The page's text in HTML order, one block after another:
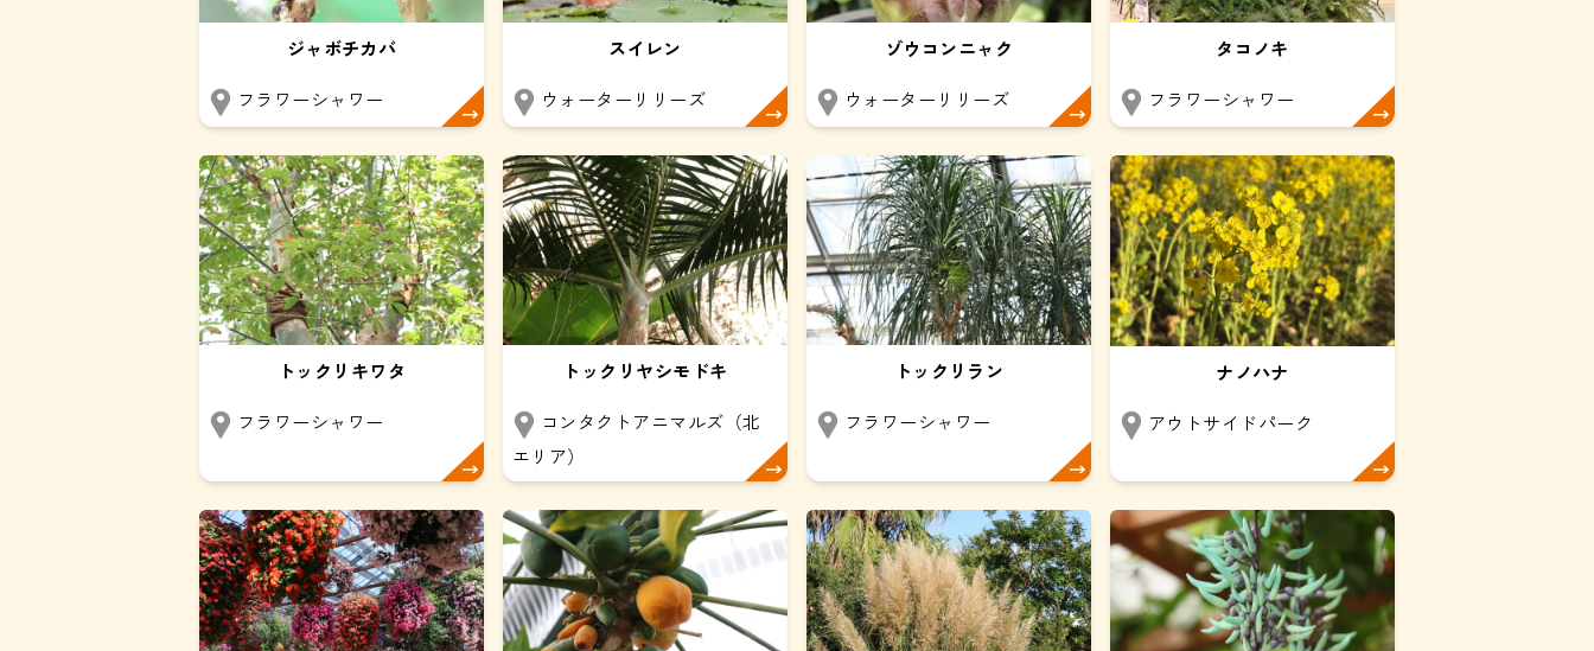
ジャボチカバ
フラワーシャワー
スイレン
ウォーターリリーズ
ゾウコンニャク
ウォーターリリーズ
タコノキ
フラワーシャワー
トックリキワタ
フラワーシャワー
トックリヤシモドキ
コンタクトアニマルズ（北
エリア）
トックリラン
フラワーシャワー
ナノハナ
アウトサイドパーク